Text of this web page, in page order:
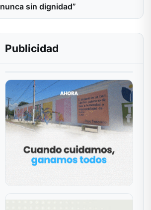
nunca sin dignidad”
Publicidad